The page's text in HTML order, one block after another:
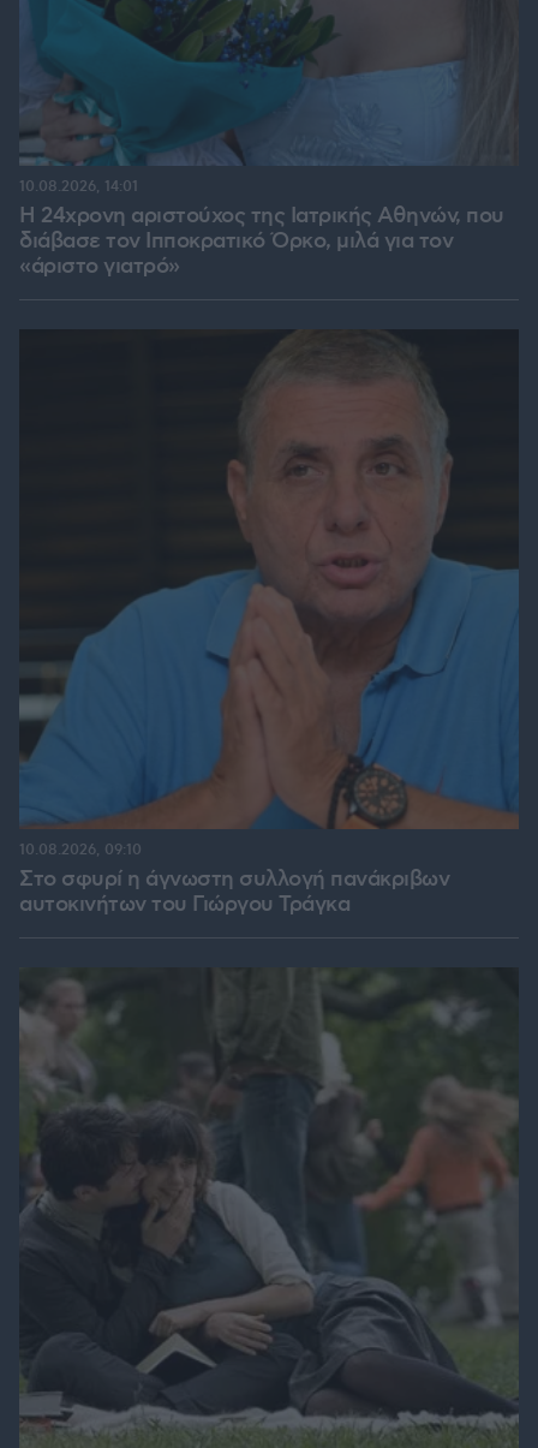
Η 24χρονη αριστούχος της Ιατρικής Αθηνών, που
διάβασε τον Ιπποκρατικό Όρκο, μιλά για τον
«άριστο γιατρό»
10.08.2026, 14:01
Στο σφυρί η άγνωστη συλλογή πανάκριβων
αυτοκινήτων του Γιώργου Τράγκα
10.08.2026, 09:10